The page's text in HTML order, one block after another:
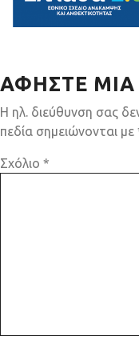
ΑΦΉΣΤΕ
Η ηλ. διεύθυνση σας
πεδία σημειώνονται με
Σχόλιο *